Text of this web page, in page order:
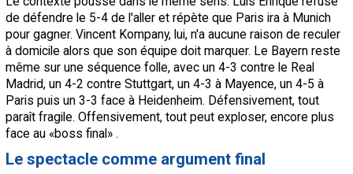
de défendre le 5-4 de l'aller et répète que Paris ira à Munich
pour gagner. Vincent Kompany, lui, n'a aucune raison de reculer
à domicile alors que son équipe doit marquer. Le Bayern reste
même sur une séquence folle, avec un 4-3 contre le Real
Madrid, un 4-2 contre Stuttgart, un 4-3 à Mayence, un 4-5 à
Paris puis un 3-3 face à Heidenheim. Défensivement, tout
paraît fragile. Offensivement, tout peut exploser, encore plus
face au «boss final» .
Le spectacle comme argument final